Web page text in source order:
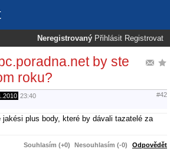
Neregistrovaný Přihlásit Registrovat
by ste
roku?
23:40 #42
plus body, které by dávali tazatelé za
Souhlasím (+0) Nesouhlasím (-0) Odpovědět